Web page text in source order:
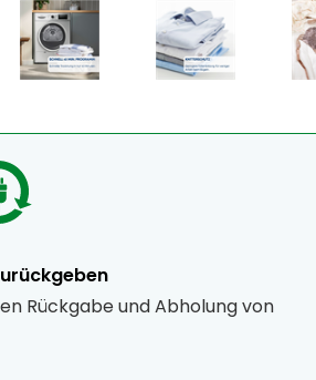
Rückgabe und Abholung von